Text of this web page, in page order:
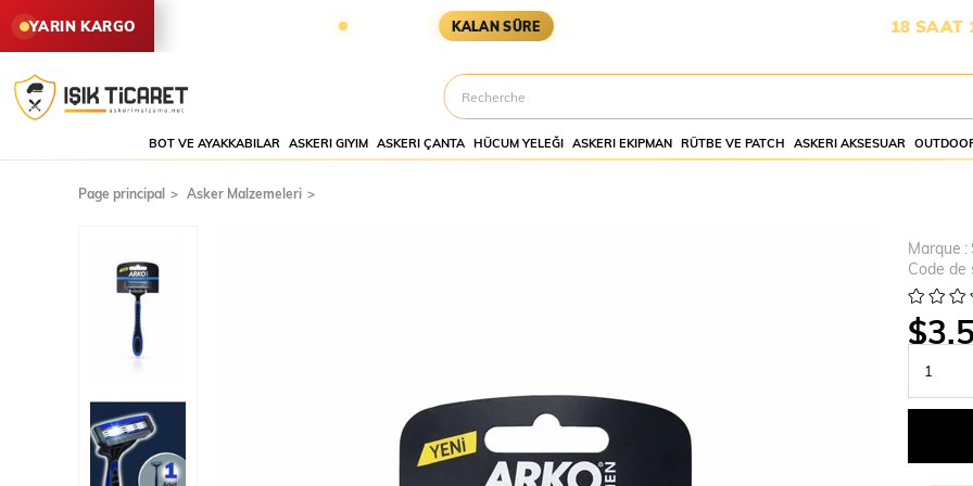
YARIN KARGO
SİPARİŞLER YARIN KARGODA KALAN SÜRE KARGOYA YETİŞMESİ İÇİN KALAN SÜRE: 18 SAAT 19
BOT VE AYAKKABILAR ASKERI GIYIM ASKERI ÇANTA HÜCUM YELEĞI ASKERI EKIPMAN RÜTBE VE PATCH ASKERI AKSESUAR
Page principal Asker Malzemeleri
Marque :
Code de